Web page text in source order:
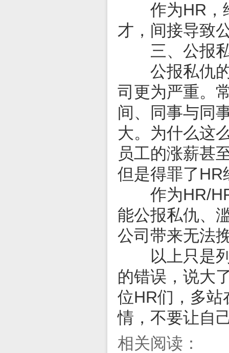
作为HR，给
才，间接导致
三、公报
公报私仇的
司更为严重。
间、同事与同
大。为什么这
员工的涨薪甚
但是得罪了HR
作为HR/HR
能公报私仇、
公司带来无法
以上只是列
的错误，说大
位HR们，多站
情，不要让自
相关阅读：